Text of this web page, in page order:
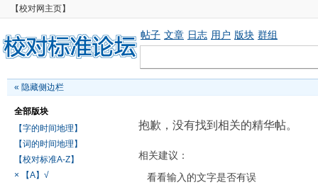
【校对网主页】
帖子 文章 日志 用户 版块 群组
« 隐藏侧边栏
全部版块
【字的时间地理】
【词的时间地理】
【校对标准A-Z】
× 【A】√
抱歉，没有找到相关的精华帖。
相关建议：
看看输入的文字是否有误